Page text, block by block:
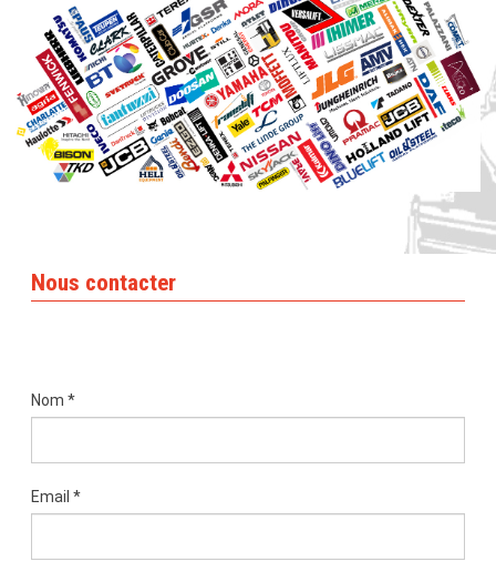
Nous contacter
Nom *
Email *